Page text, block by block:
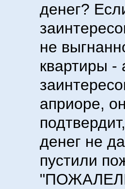
денег?
не
квартиры -
априоре,
денег не
пустили